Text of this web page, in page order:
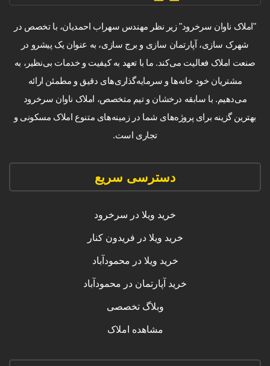
"املاک ناوان سرخرود" زیر نظر مهندس سهراب احمدیان، با تخصص در
شهرک سازی، آپارتمان سازی و برج سازی، به عنوان یک پیشرو در
صنعت املاک فعالیت می‌کند. ما با تعهد به کیفیت و خدمات بی‌نظیر، به
مشتریان خود خانه‌ها و سرمایه‌گذاری‌های دقیق و مطمئن ارائه
می‌دهیم. با سابقه درخشان و تیم متخصص، املاک ناوان سرخرود
بهترین گزینه برای پروژه‌های شما در زمینه‌های متنوع املاک مسکونی و
تجاری است.
دسترسی سریع
خرید ویلا در سرخرود
خرید ویلا در فریدون کنار
خرید ویلا در محمودآباد
خرید آپارتمان در محمودآباد
وبلاگ تخصصی
مشاهده املاک